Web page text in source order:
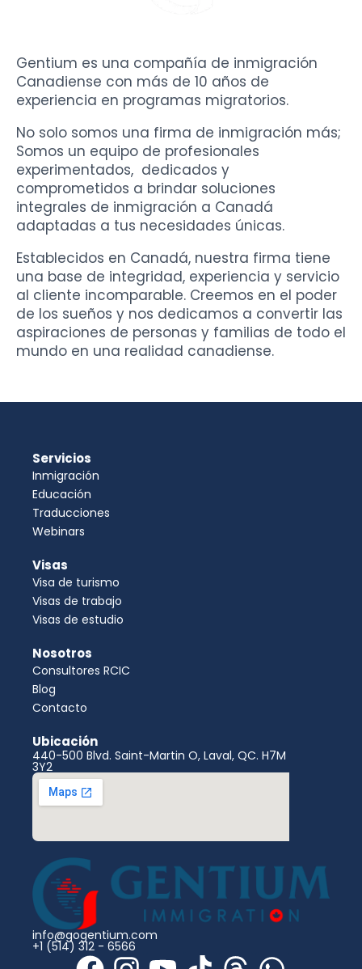
Gentium es una compañía de inmigración
Canadiense con más de 10 años de
experiencia en programas migratorios.
No solo somos una firma de inmigración más;
Somos un equipo de profesionales
experimentados, dedicados y
comprometidos a brindar soluciones
integrales de inmigración a Canadá
adaptadas a tus necesidades únicas.
Establecidos en Canadá, nuestra firma tiene
una base de integridad, experiencia y servicio
al cliente incomparable. Creemos en el poder
de los sueños y nos dedicamos a convertir las
aspiraciones de personas y familias de todo el
mundo en una realidad canadiense.
Servicios
Inmigración
Educación
Traducciones
Webinars
Visas
Visa de turismo
Visas de trabajo
Visas de estudio
Nosotros
Consultores RCIC
Blog
Contacto
Ubicación
440-500 Blvd. Saint-Martin O, Laval, QC. H7M
3Y2
info@gogentium.com
+1 (514) 312 - 6566